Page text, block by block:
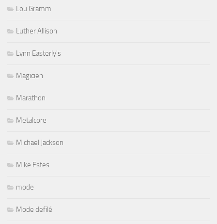
Lou Gramm
Luther Allison
Lynn Easterly's
Magicien
Marathon
Metalcore
Michael Jackson
Mike Estes
mode
Mode defilé